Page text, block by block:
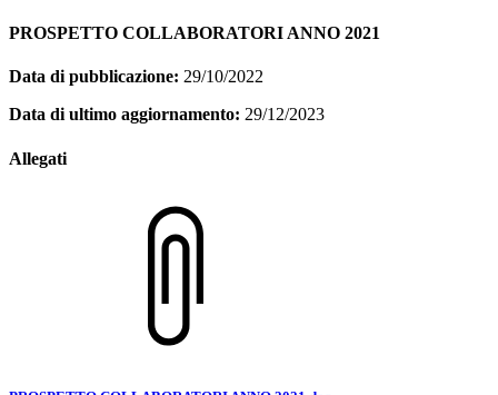
PROSPETTO COLLABORATORI ANNO 2021
Data di pubblicazione: 29/10/2022
Data di ultimo aggiornamento: 29/12/2023
Allegati